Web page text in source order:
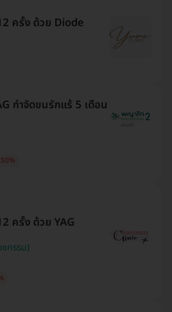
ครั้ง ด้วย Diode
กำจัดขนรักแร้ 5 เดือน
ครั้ง ด้วย YAG
กรรม)